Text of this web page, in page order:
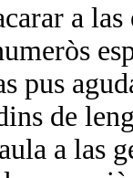
a
pus
de
a las